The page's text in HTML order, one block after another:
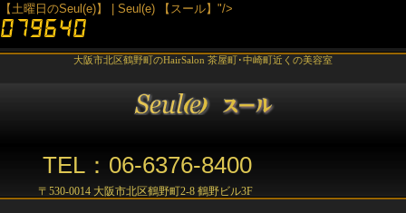
【土曜日のSeul(e)】 | Seul(e) 【スール】"/>
大阪市北区鶴野町のHairSalon 茶屋町･中崎町近くの美容室
TEL：06-6376-8400
〒530-0014 大阪市北区鶴野町2-8 鶴野ビル3F